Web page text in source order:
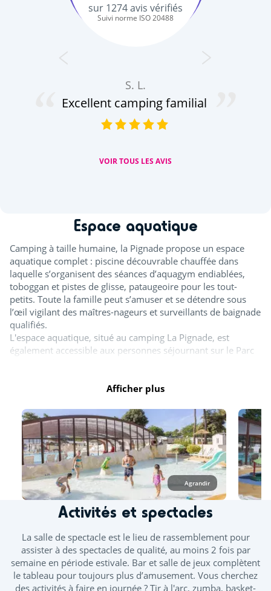
sur 1274avis vérifiés
Suivi norme ISO 20488
S. L.
Excellent camping familial
VOIR TOUS LES AVIS
Espace aquatique
Camping à taille humaine, la Pignade propose un espace
aquatique complet : piscine découvrable chauffée dans
laquelle s’organisent des séances d’aquagym endiablées,
toboggan et pistes de glisse, pataugeoire pour les tout-
petits. Toute la famille peut s’amuser et se détendre sous
l’œil vigilant des maîtres-nageurs et surveillants de baignade
qualifiés.
L'espace aquatique, situé au camping La Pignade, est
également accessible aux personnes séjournant sur le Parc
Avril : de 10h à 12h30 et de 14h à 17h30
Mai, juin et septembre : de 10h à 12h30 et de 14h à 18h30
Juillet et août : de 10h à 19h30
Octobre : de 10h à 12h30 et de 14h à 17h30
Tout l'espace aquatique est ouvert en juillet et août. A
minima, un bassin couvert est ouvert d'avril à novembre.
Les toboggans ainsi que la splashzone sont ouverts à partir
de mi-juin. Des journées continues vous sont proposées
À l’espace aquatique, seuls les vêtements de bain
confectionnés dans un tissu adapté à la baignade sont
autorisés, tels que les maillots (une ou deux pièces), boxers,
bikinis ou burkinis.
Afficher plus
Agrandir
Activités et spectacles
La salle de spectacle est le lieu de rassemblement pour
assister à des spectacles de qualité, au moins 2 fois par
semaine en période estivale. Bar et salle de jeux complètent
le tableau pour toujours plus d’amusement. Vous cherchez
des activités à faire en journée ? Tir à l'arc, zumba, basket-